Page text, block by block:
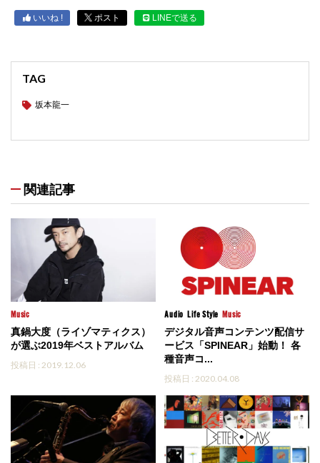
いいね ! ポスト LINEで送る
TAG
坂本龍一
関連記事
Music
真鍋大度（ライゾマティクス）
が選ぶ2019年ベストアルバム
投稿日 : 2019.12.06
Audio Life Style Music
デジタル音声コンテンツ配信サ
ービス「SPINEAR」始動！ 各
種音声コ...
投稿日 : 2020.04.08